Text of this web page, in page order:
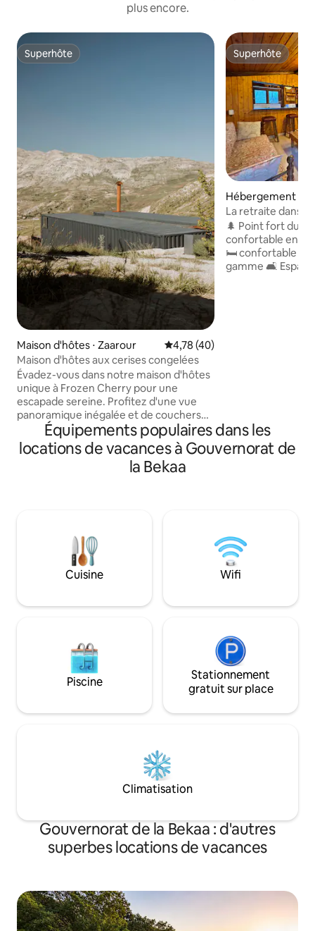
plus encore.
Superhôte
Superhôte
Maison d'hôtes ⋅ Zaarour Évaluation moyenne sur la
4,78 (40)
Maison d'hôtes aux cerises congelées
Évadez-vous dans notre maison d'hôtes
unique à Frozen Cherry pour une
escapade sereine. Profitez d'une vue
panoramique inégalée et de couchers
de soleil à couper le souffle à chaque
coin de rue. Points forts : • Vues
panoramiques : de superbes vues sur la
montagne depuis toutes les fenêtres. •
privée parfaite pour regarder des
couchers de soleil enchanteurs. • Séjour
confortable : aménagement ouvert
spacieux, sièges confortables et
terrasse avec barbecue
Superhôte
Superhôte
Hébergement ⋅
La retraite dans
privée
🌲 Point fort du logement
confortable en
🛏️ confortable
gamme 🛋️
et profiter de la
Équipements populaires dans les
locations de vacances à Gouvernorat de
la Bekaa
Cuisine Wifi
Piscine
Stationnement
gratuit sur place
Climatisation
Gouvernorat de la Bekaa : d'autres
superbes locations de vacances